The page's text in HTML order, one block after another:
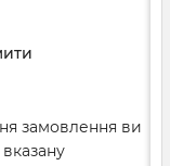
замовлення ви